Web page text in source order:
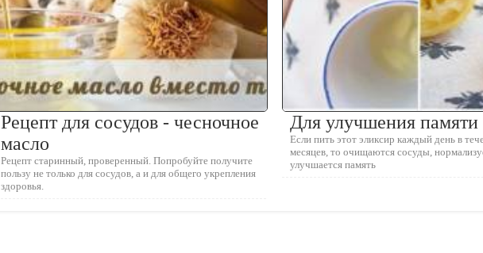
Рецепт для сосудов - чесночное
масло
Рецепт старинный, проверенный. Попробуйте получите
пользу не только для сосудов, а и для общего укрепления
здоровья.
Для улучшения памяти
Если пить этот эликсир каждый день в
месяцев, то очищаются сосуды,
улучшается память